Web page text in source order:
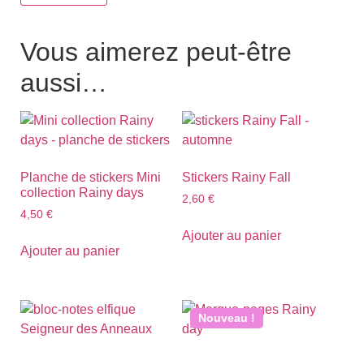
Vous aimerez peut-être
aussi…
Planche de stickers Mini
collection Rainy days
4,50 €
Ajouter au panier
Stickers Rainy Fall
2,60 €
Ajouter au panier
Nouveau !